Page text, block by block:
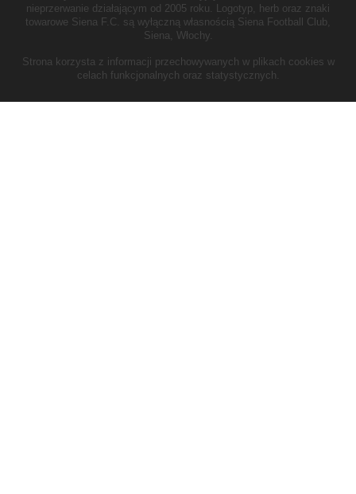
nieprzerwanie działającym od 2005 roku. Logotyp, herb oraz znaki
towarowe Siena F.C. są wyłączną własnością Siena Football Club,
Siena, Włochy.
Strona korzysta z informacji przechowywanych w plikach cookies w
celach funkcjonalnych oraz statystycznych.